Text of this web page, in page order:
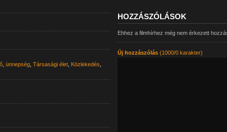
, ünnepség, Társasági élet, Közlekedés
HOZZÁSZÓLÁSOK
Ehhez a filmhírhez még nem érkezett
Új hozzászólás(1000/0 karakter)